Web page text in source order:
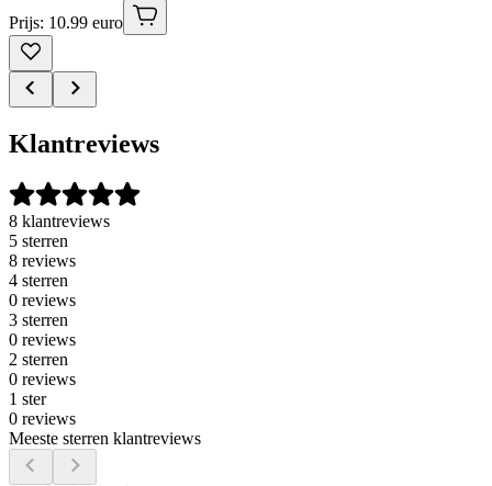
Prijs: 10.99 euro
Klantreviews
8 klantreviews
5 sterren
8 reviews
4 sterren
0 reviews
3 sterren
0 reviews
2 sterren
0 reviews
1 ster
0 reviews
Meeste sterren klantreviews